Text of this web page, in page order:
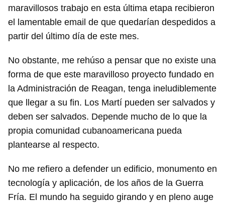
maravillosos trabajo en esta última etapa recibieron
el lamentable email de que quedarían despedidos a
partir del último día de este mes.
No obstante, me rehúso a pensar que no existe una
forma de que este maravilloso proyecto fundado en
la Administración de Reagan, tenga ineludiblemente
que llegar a su fin. Los Martí pueden ser salvados y
deben ser salvados. Depende mucho de lo que la
propia comunidad cubanoamericana pueda
plantearse al respecto.
No me refiero a defender un edificio, monumento en
tecnología y aplicación, de los años de la Guerra
Fría. El mundo ha seguido girando y en pleno auge